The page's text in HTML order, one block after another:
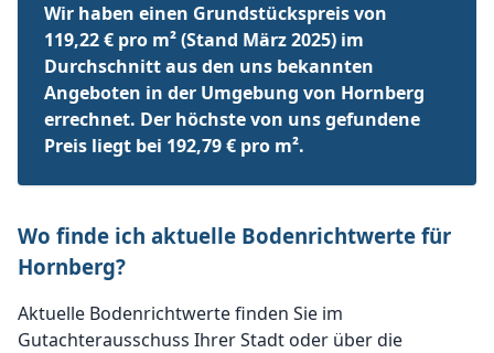
Wir haben einen Grundstückspreis von
119,22 € pro m² (Stand März 2025) im
Durchschnitt aus den uns bekannten
Angeboten in der Umgebung von Hornberg
errechnet. Der höchste von uns gefundene
Preis liegt bei 192,79 € pro m².
Wo finde ich aktuelle Bodenrichtwerte für
Hornberg?
Aktuelle Bodenrichtwerte finden Sie im
Gutachterausschuss Ihrer Stadt oder über die